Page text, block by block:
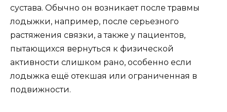
сустава. Обычно он возникает после травмы
лодыжки, например, после серьезного
растяжения связки, а также у пациентов,
пытающихся вернуться к физической
активности слишком рано, особенно если
лодыжка ещё отекшая или ограниченная в
подвижности.